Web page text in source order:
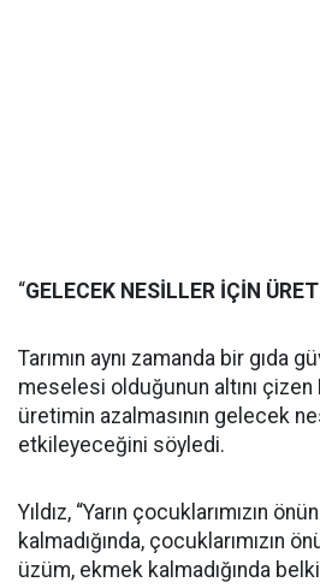
“GELECEK NESİLLER İÇİN
Tarımın aynı zamanda bir gıda
meselesi olduğunun altını çizen
üretimin azalmasının gelecek
etkileyeceğini söyledi.
Yıldız, “Yarın çocuklarımızın
kalmadığında, çocuklarımızın
üzüm, ekmek kalmadığında